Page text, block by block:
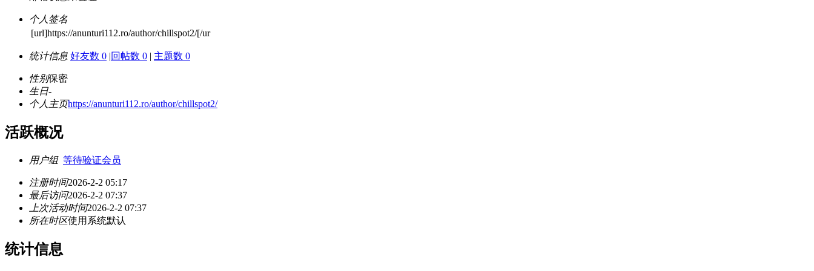
个人签名
[url]https://anunturi112.ro/author/chillspot2/[/ur
统计信息 好友数 0 |回帖数 0 | 主题数 0
性别保密
生日-
个人主页https://anunturi112.ro/author/chillspot2/
活跃概况
用户组 等待验证会员
注册时间2026-2-2 05:17
最后访问2026-2-2 07:37
上次活动时间2026-2-2 07:37
所在时区使用系统默认
统计信息